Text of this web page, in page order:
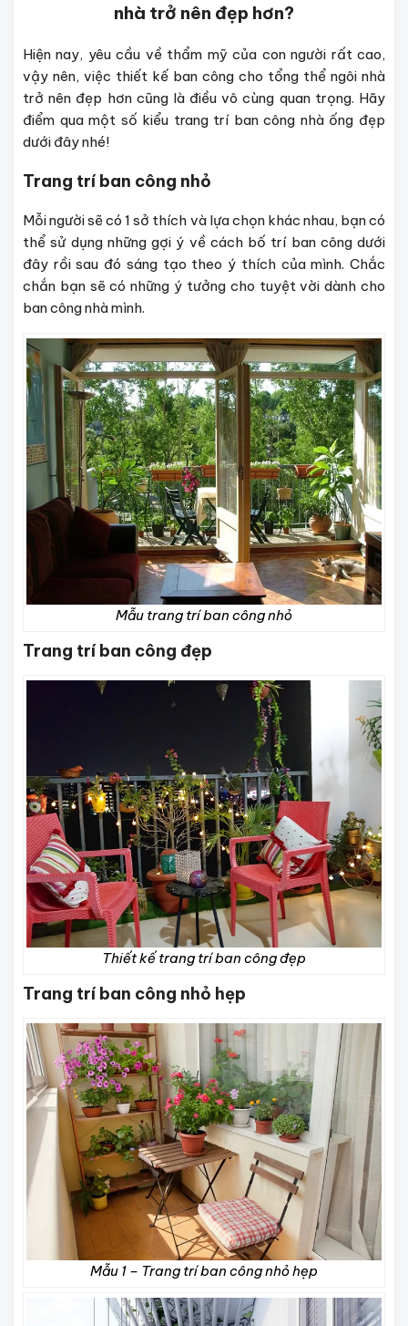
nhà trở nên đẹp hơn?
Hiện nay, yêu cầu về thẩm mỹ của con người rất cao,
vậy nên, việc thiết kế ban công cho tổng thể ngôi nhà
trở nên đẹp hơn cũng là điều vô cùng quan trọng. Hãy
điểm qua một số kiểu trang trí ban công nhà ống đẹp
dưới đây nhé!
Trang trí ban công nhỏ
Mỗi người sẽ có 1 sở thích và lựa chọn khác nhau, bạn có
thể sử dụng những gợi ý về cách bố trí ban công dưới
đây rồi sau đó sáng tạo theo ý thích của mình. Chắc
chắn bạn sẽ có những ý tưởng cho tuyệt vời dành cho
ban công nhà mình.
Mẫu trang trí ban công nhỏ
Trang trí ban công đẹp
Thiết kế trang trí ban công đẹp
Trang trí ban công nhỏ hẹp
Mẫu 1 – Trang trí ban công nhỏ hẹp